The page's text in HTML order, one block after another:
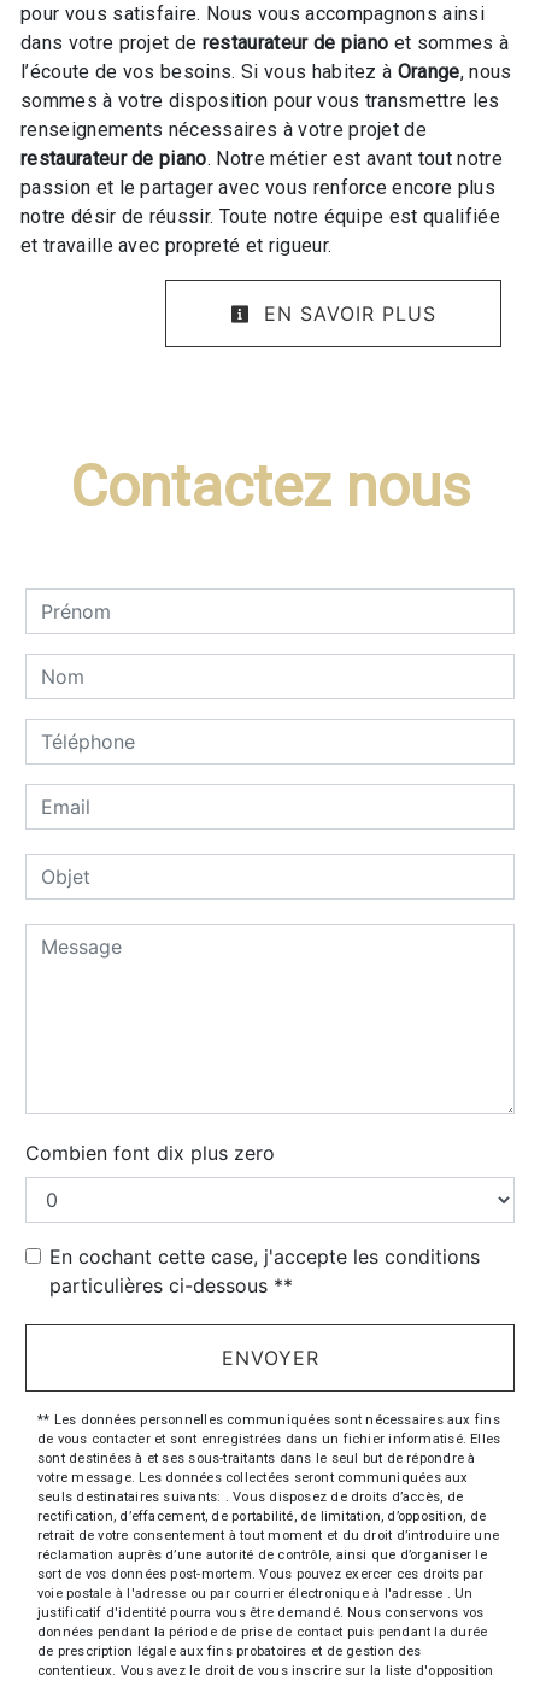
pour vous satisfaire. Nous vous accompagnons ainsi
dans votre projet de restaurateur de piano et sommes à
l’écoute de vos besoins. Si vous habitez à Orange, nous
sommes à votre disposition pour vous transmettre les
renseignements nécessaires à votre projet de
restaurateur de piano. Notre métier est avant tout notre
passion et le partager avec vous renforce encore plus
notre désir de réussir. Toute notre équipe est qualifiée
et travaille avec propreté et rigueur.
EN SAVOIR PLUS
Contactez nous
Combien font dix plus zero
En cochant cette case, j'accepte les conditions
particulières ci-dessous **
ENVOYER
** Les données personnelles communiquées sont nécessaires aux fins
de vous contacter et sont enregistrées dans un fichier informatisé. Elles
sont destinées à et ses sous-traitants dans le seul but de répondre à
votre message. Les données collectées seront communiquées aux
seuls destinataires suivants: . Vous disposez de droits d’accès, de
rectification, d’effacement, de portabilité, de limitation, d’opposition, de
retrait de votre consentement à tout moment et du droit d’introduire une
réclamation auprès d’une autorité de contrôle, ainsi que d’organiser le
sort de vos données post-mortem. Vous pouvez exercer ces droits par
voie postale à l'adresse ou par courrier électronique à l'adresse . Un
justificatif d'identité pourra vous être demandé. Nous conservons vos
données pendant la période de prise de contact puis pendant la durée
de prescription légale aux fins probatoires et de gestion des
contentieux. Vous avez le droit de vous inscrire sur la liste d'opposition